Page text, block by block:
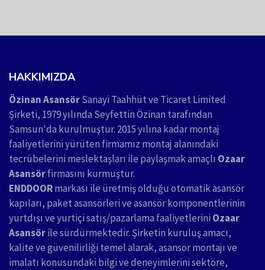
HAKKIMIZDA
Özinan AsansörSanayi Taahhüt ve Ticaret Limited
Şirketi, 1979 yılında Seyfettin Özinan tarafından
Samsun'da kurulmuştur. 2015 yılına kadar montaj
faaliyetlerini yürüten firmamız montaj alanındaki
tecrübelerini meslektaşları ile paylaşmak amaçlı Ozaar
Asansörfirmasını kurmuştur.
ENDDOORmarkası ile üretmiş olduğu otomatik asansör
kapıları, paket asansörleri ve asansör komponentlerinin
yurtdışı ve yurtiçi satış/pazarlama faaliyetlerini Ozaar
Asansörile sürdürmektedir. Şirketin kuruluş amacı,
kalite ve güvenilirliği temel alarak, asansör montajı ve
imalatı konusundaki bilgi ve deneyimlerini sektöre,